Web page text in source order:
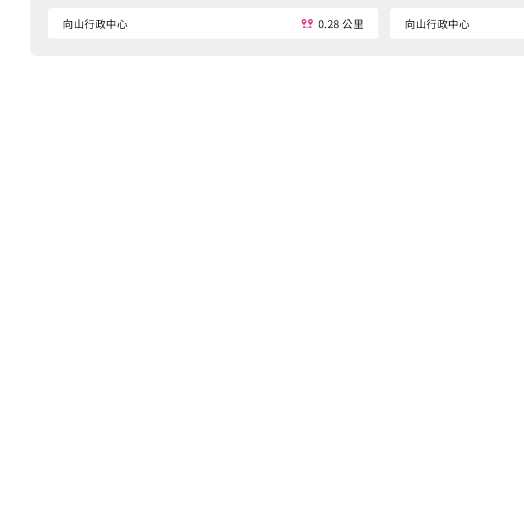
向山行政中心 0.28 公里 向山行政中心